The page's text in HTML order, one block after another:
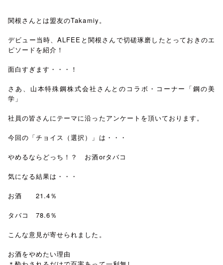
関根さんとは盟友のTakamiy。
デビュー当時、ALFEEと関根さんで切磋琢磨したとっておきのエ
ピソードを紹介！
面白すぎます・・・！
さあ、山本特殊鋼株式会社さんとのコラボ・コーナー「鋼の美
学」
社員の皆さんにテーマに沿ったアンケートを頂いております。
今回の「チョイス（選択）」は・・・
やめるならどっち！？ お酒orタバコ
気になる結果は・・・
お酒 21.4％
タバコ 78.6％
こんな意見が寄せられました。
お酒をやめたい理由